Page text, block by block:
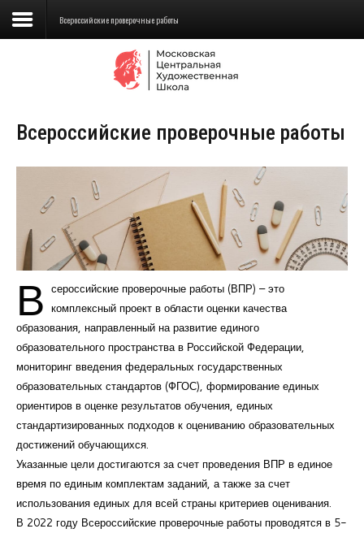
Сведения об образовательной
Школа
Училище
Детская Художественная школа
Поступающим
Подготовка
Образование
Доп. образование
Курсы повышения квалификации
Центр непрерывного образования
Конкурсы
Творческий инкубатор
Всероссийские проверочные работы
Всероссийские проверочные работы
В сероссийские проверочные работы (ВПР) – это
комплексный проект в области оценки качества
образования, направленный на развитие единого
образовательного пространства в Российской Федерации,
мониторинг введения федеральных государственных
образовательных стандартов (ФГОС), формирование единых
ориентиров в оценке результатов обучения, единых
стандартизированных подходов к оцениванию образовательных
достижений обучающихся.
Указанные цели достигаются за счет проведения ВПР в единое
время по единым комплектам заданий, а также за счет
использования единых для всей страны критериев оценивания.
В 2022 году Всероссийские проверочные работы проводятся в 5-